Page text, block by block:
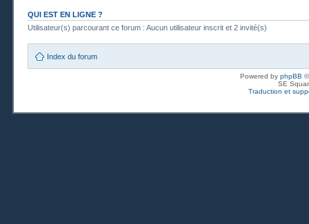
QUI EST EN LIGNE ?
Utilisateur(s) parcourant ce forum : Aucun utilisateur inscrit et 2 invité(s)
Index du forum
Powered by phpBB
SE
Traduction et